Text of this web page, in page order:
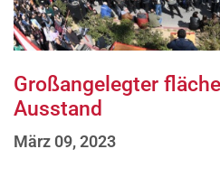
Großangelegter
Ausstand
März 09, 2023